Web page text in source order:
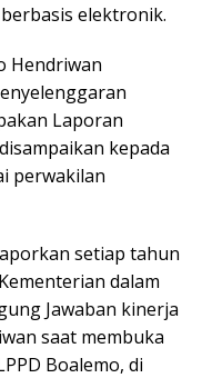
elektronik.
Hendriwan
Laporan
kepada
perwakilan
setiap tahun
dalam
Jawaban kinerja
saat membuka
Boalemo, di